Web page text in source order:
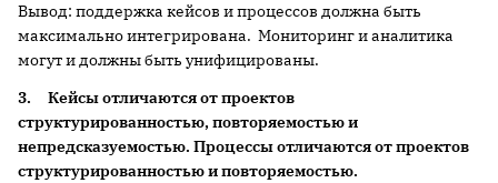
Вывод: поддержка кейсов и процессов должна быть
максимально интегрирована. Мониторинг и аналитика
могут и должны быть унифицированы.
3. Кейсы отличаются от проектов
структурированностью, повторяемостью и
непредсказуемостью. Процессы отличаются от проектов
структурированностью и повторяемостью.